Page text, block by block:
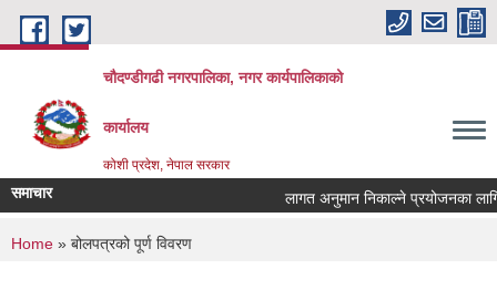
Skip to main content
चौदण्डीगढी नगरपालिका, नगर कार्यपालिकाको
कार्यालय
कोशी प्रदेश, नेपाल सरकार
समाचार लागत अनुमान निकाल्ने प्रयोजनका लागि
You are here
Home » बोलपत्रको पूर्ण विवरण